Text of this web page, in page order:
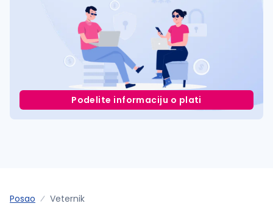
Podelite informaciju o plati
Posao Veternik